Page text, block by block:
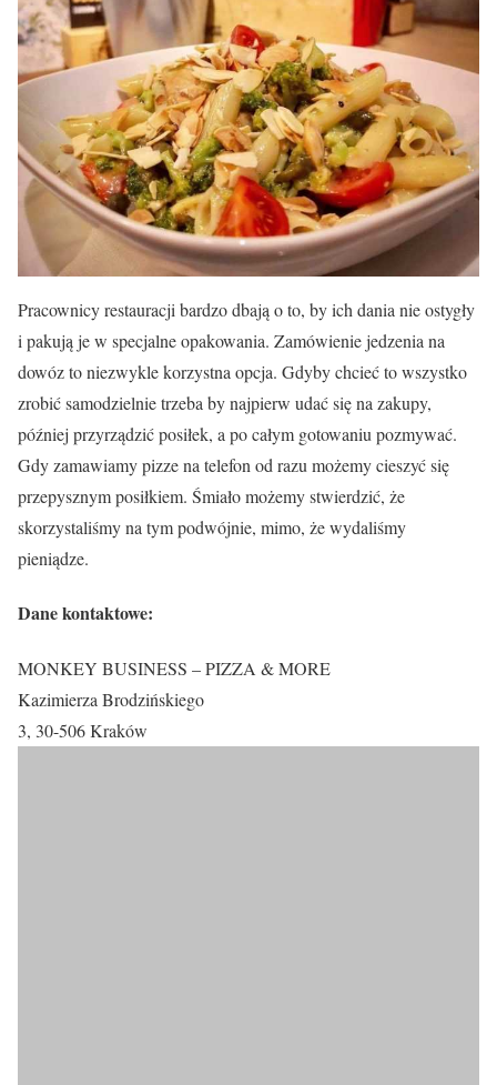
Pracownicy restauracji bardzo dbają o to, by ich dania nie ostygły
i pakują je w specjalne opakowania. Zamówienie jedzenia na
dowóz to niezwykle korzystna opcja. Gdyby chcieć to wszystko
zrobić samodzielnie trzeba by najpierw udać się na zakupy,
później przyrządzić posiłek, a po całym gotowaniu pozmywać.
Gdy zamawiamy pizze na telefon od razu możemy cieszyć się
przepysznym posiłkiem. Śmiało możemy stwierdzić, że
skorzystaliśmy na tym podwójnie, mimo, że wydaliśmy
pieniądze.
Dane kontaktowe:
MONKEY BUSINESS – PIZZA & MORE
Kazimierza Brodzińskiego
3, 30-506 Kraków